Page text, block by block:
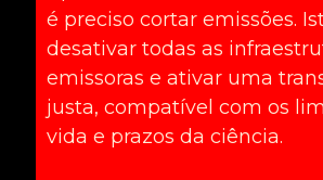
é preciso cortar emissões.
desativar todas as
emissoras e ativar uma
justa, compatível com os
vida e prazos da ciência.